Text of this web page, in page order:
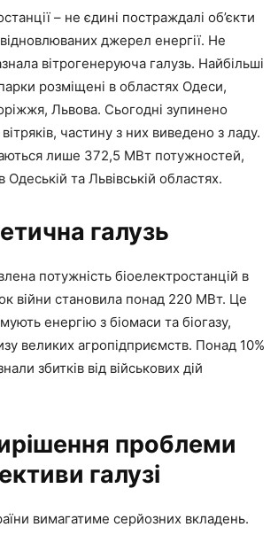
– не єдині постраждалі об’єкти
джерел енергії. Не
вітрогенеруюча галузь. Найбільші
розміщені в областях Одеси,
Львова. Сьогодні зупинено
частину з них виведено з ладу.
лише 372,5 МВт потужностей,
Одеській та Львівській областях.
галузь
​​потужність біоелектростанцій в
війни становила понад 220 МВт. Це
енергію з біомаси та біогазу,
великих агропідприємств. Понад 10%
збитків від військових дій
проблеми
галузі
вимагатиме серйозних вкладень.